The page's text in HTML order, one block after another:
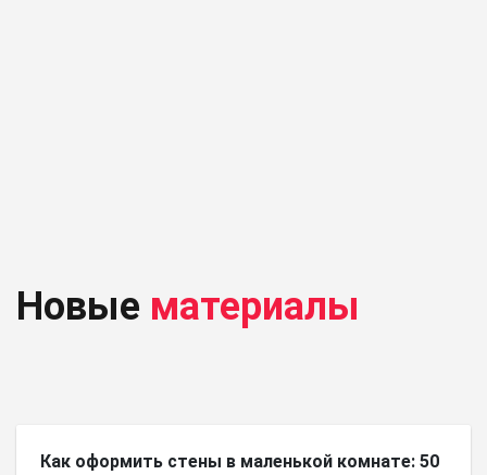
Новые материалы
Как оформить стены в маленькой комнате: 50